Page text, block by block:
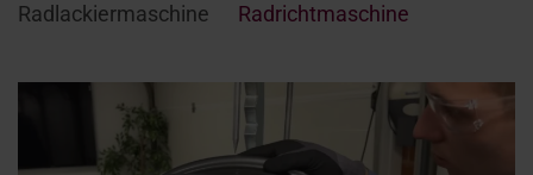
Radlackiermaschine
Radrichtmaschine